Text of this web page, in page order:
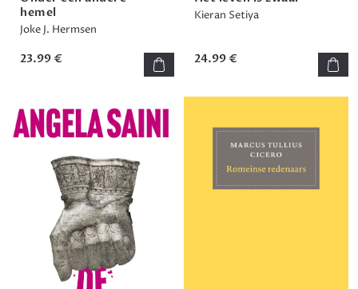
hemel
Joke J. Hermsen
23.99 €
Kieran Setiya
24.99 €